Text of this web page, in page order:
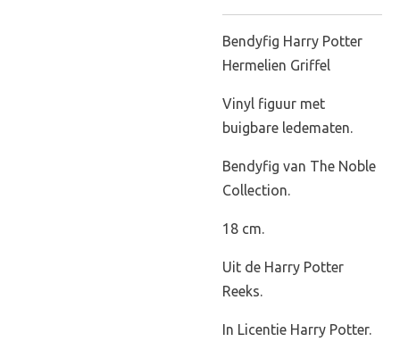
Bendyfig Harry Potter
Hermelien Griffel
Vinyl figuur met
buigbare ledematen.
Bendyfig van The Noble
Collection.
18 cm.
Uit de Harry Potter
Reeks.
In Licentie Harry Potter.